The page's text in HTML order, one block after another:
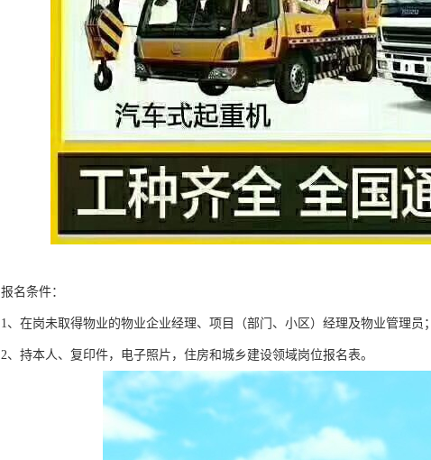
报名条件：
1、在岗未取得物业的物业企业经理、项目（部门、小区）经理及物业管理员；
2、持本人、复印件，电子照片，住房和城乡建设领域岗位报名表。